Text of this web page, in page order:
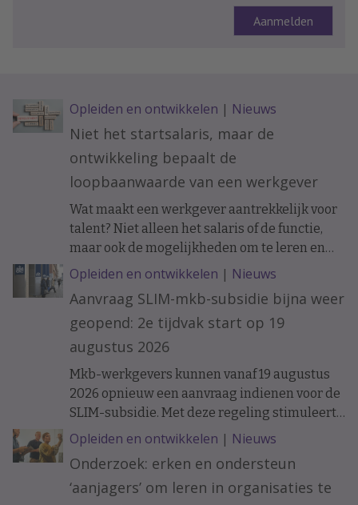
Opleiden en ontwikkelen | Nieuws
Niet het startsalaris, maar de
ontwikkeling bepaalt de
loopbaanwaarde van een werkgever
Wat maakt een werkgever aantrekkelijk voor
talent? Niet alleen het salaris of de functie,
maar ook de mogelijkheden om te leren en
ervaring op te doen. Onderzoek naar de
loopbanen van werknemers laat zien dat de
ontwikkelkansen binnen een organisatie op
langere termijn verschil kunnen maken.
Opleiden en ontwikkelen | Nieuws
Aanvraag SLIM-mkb-subsidie bijna weer
geopend: 2e tijdvak start op 19
augustus 2026
Mkb-werkgevers kunnen vanaf 19 augustus
2026 opnieuw een aanvraag indienen voor de
SLIM-subsidie. Met deze regeling stimuleert
het ministerie van Sociale Zaken en
Werkgelegenheid leren en ontwikkelen
binnen organisaties.
Opleiden en ontwikkelen | Nieuws
Onderzoek: erken en ondersteun
‘aanjagers’ om leren in organisaties te